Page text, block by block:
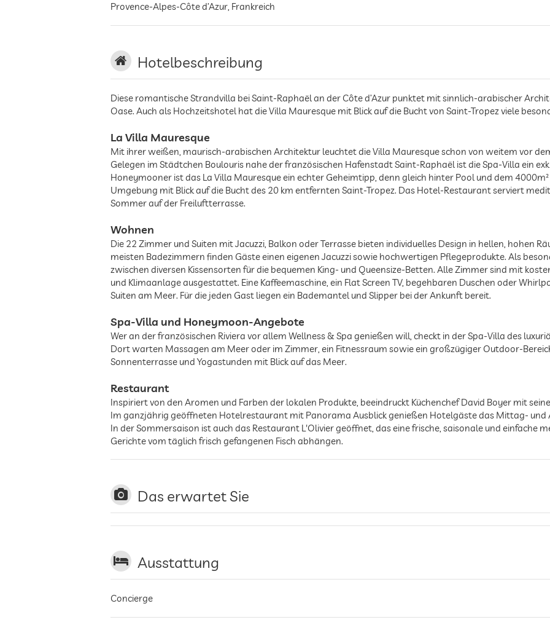
Provence-Alpes-Côte d’Azur, Frankreich
Hotelbeschreibung
Diese romantische Strandvilla bei Saint-Raphaël an der Côte d’Azur punktet mit sinnlich-arabischer
Oase. Auch als Hochzeitshotel hat die Villa Mauresque mit Blick auf die Bucht von Saint-Tropez viele
La Villa Mauresque
Mit ihrer weißen, maurisch-arabischen Architektur leuchtet die Villa Mauresque schon von weitem vor
Gelegen im Städtchen Boulouris nahe der französischen Hafenstadt Saint-Raphaël ist die Spa-Villa ein
Honeymooner ist das La Villa Mauresque ein echter Geheimtipp, denn gleich hinter Pool und dem
Umgebung mit Blick auf die Bucht des 20 km entfernten Saint-Tropez. Das Hotel-Restaurant serviert
Sommer auf der Freiluftterrasse.
Wohnen
Die 22 Zimmer und Suiten mit Jacuzzi, Balkon oder Terrasse bieten individuelles Design in hellen, hohen
meisten Badezimmern finden Gäste einen eigenen Jacuzzi sowie hochwertigen Pflegeprodukte. Als
zwischen diversen Kissensorten für die bequemen King- und Queensize-Betten. Alle Zimmer sind mit
und Klimaanlage ausgestattet. Eine Kaffeemaschine, ein Flat Screen TV, begehbaren Duschen oder
Suiten am Meer. Für die jeden Gast liegen ein Bademantel und Slipper bei der Ankunft bereit.
Spa-Villa und Honeymoon-Angebote
Wer an der französischen Riviera vor allem Wellness & Spa genießen will, checkt in der Spa-Villa des
Dort warten Massagen am Meer oder im Zimmer, ein Fitnessraum sowie ein großzügiger Outdoor-
Sonnenterrasse und Yogastunden mit Blick auf das Meer.
Restaurant
Inspiriert von den Aromen und Farben der lokalen Produkte, beeindruckt Küchenchef David Boyer mit
Im ganzjährig geöffneten Hotelrestaurant mit Panorama Ausblick genießen Hotelgäste das Mittag- und
In der Sommersaison ist auch das Restaurant L'Olivier geöffnet, das eine frische, saisonale und einfache
Gerichte vom täglich frisch gefangenen Fisch abhängen.
Das erwartet Sie
Ausstattung
Concierge